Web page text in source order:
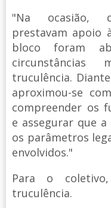
"Na ocasião,
prestavam apoio
bloco foram
circunstâncias
truculência.
aproximou-se
compreender os
e assegurar que
os parâmetros
envolvidos."
Para o
truculência.